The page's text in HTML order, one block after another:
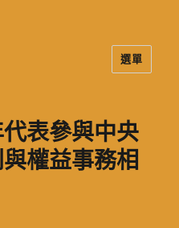
選單
表參與中央
權益事務相